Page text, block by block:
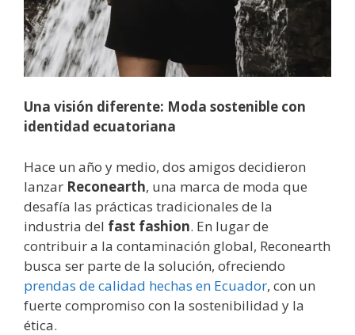
Una visión diferente: Moda sostenible con
identidad ecuatoriana
Hace un año y medio, dos amigos decidieron
lanzar Reconearth, una marca de moda que
desafía las prácticas tradicionales de la
industria del fast fashion. En lugar de
contribuir a la contaminación global, Reconearth
busca ser parte de la solución, ofreciendo
prendas de calidad hechas en Ecuador, con un
fuerte compromiso con la sostenibilidad y la
ética.